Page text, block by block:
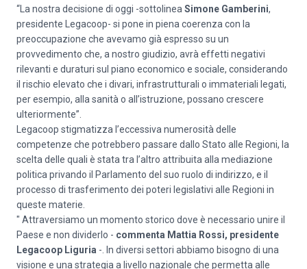
“La nostra decisione di oggi -sottolinea Simone Gamberini,
presidente Legacoop- si pone in piena coerenza con la
preoccupazione che avevamo già espresso su un
provvedimento che, a nostro giudizio, avrà effetti negativi
rilevanti e duraturi sul piano economico e sociale, considerando
il rischio elevato che i divari, infrastrutturali o immateriali legati,
per esempio, alla sanità o all’istruzione, possano crescere
ulteriormente”.
Legacoop stigmatizza l’eccessiva numerosità delle
competenze che potrebbero passare dallo Stato alle Regioni, la
scelta delle quali è stata tra l’altro attribuita alla mediazione
politica privando il Parlamento del suo ruolo di indirizzo, e il
processo di trasferimento dei poteri legislativi alle Regioni in
queste materie.
" Attraversiamo un momento storico dove è necessario unire il
Paese e non dividerlo - commenta Mattia Rossi, presidente
Legacoop Liguria -. In diversi settori abbiamo bisogno di una
visione e una strategia a livello nazionale che permetta alle